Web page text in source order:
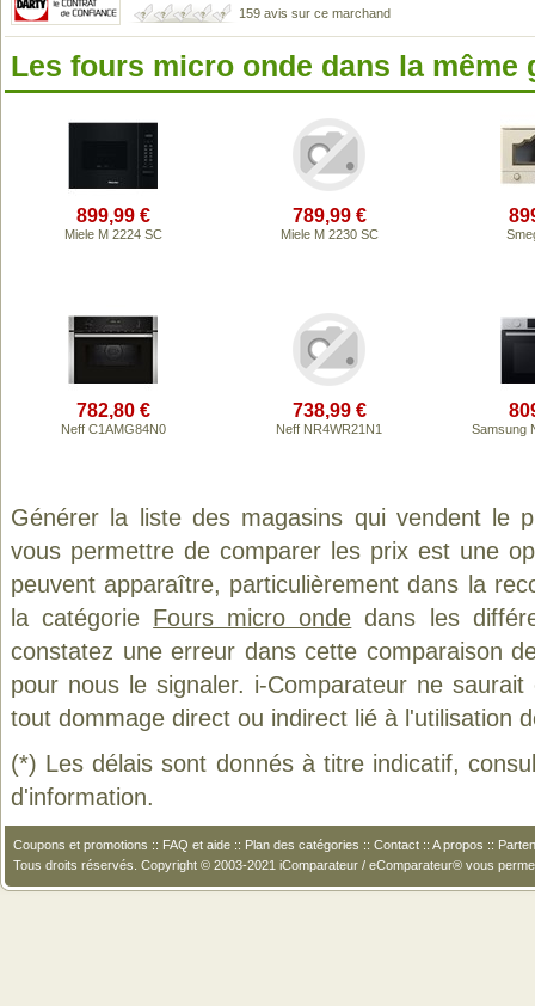
159 avis sur ce marchand
Les fours micro onde dans la même
899,99 €
Miele M 2224 SC
789,99 €
Miele M 2230 SC
782,80 €
Neff C1AMG84N0
738,99 €
Neff NR4WR21N1 Samsung
Générer la liste des magasins qui vendent le
vous permettre de comparer les prix est une
peuvent apparaître, particulièrement dans la
la catégorie Fours micro onde dans les
constatez une erreur dans cette comparaison
pour nous le signaler. i-Comparateur ne
tout dommage direct ou indirect lié à l'utilisation
(*) Les délais sont donnés à titre indicatif,
d'information.
Coupons et promotions :: FAQ et aide :: Plan des catégories :: Contact :: A propos ::
Tous droits réservés. Copyright © 2003-2021 iComparateur / eComparateur® vous